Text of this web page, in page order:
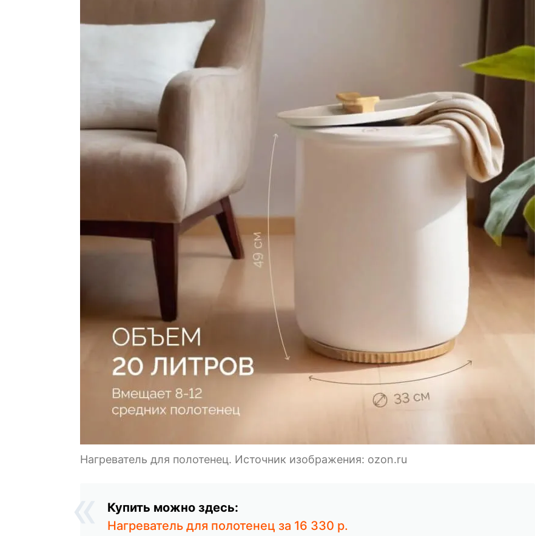
Нагреватель для полотенец. Источник изображения: ozon.ru
Купить можно здесь:
Нагреватель для полотенец за 16 330 р.